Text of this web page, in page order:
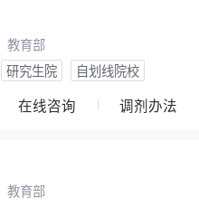
教育部
研究生院 自划线院校
在线咨询 调剂办法
教育部